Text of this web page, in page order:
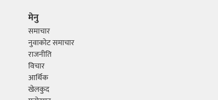
मेनु
समाचार
नुवाकोट समाचार
राजनीति
विचार
आर्थिक
खेलकुद